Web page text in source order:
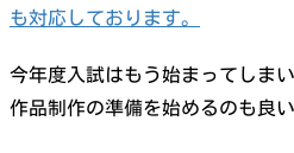
も対応しております。
今年度入試はもう始まってしま
作品制作の準備を始めるのも良い